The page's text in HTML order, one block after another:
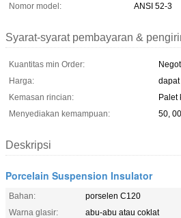
Nomor model:
ANSI 52-3
Syarat-syarat pembayaran &
Kuantitas min Order:
Harga:
Kemasan rincian:
Palet
Menyediakan kemampuan:
50,
Deskripsi
Porcelain Suspension Insulator
Bahan:
porselen C120
Warna glasir:
abu-abu atau coklat